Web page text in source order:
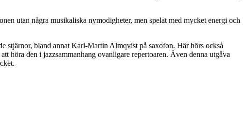
utan några musikaliska nymodigheter, men spelat med mycket energi och
stjärnor, bland annat Karl-Martin Almqvist på saxofon. Här hörs också
höra den i jazzsammanhang ovanligare repertoaren. Även denna utgåva